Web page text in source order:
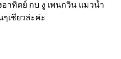
าทิตย์ กบ งู เพนกวิน แมวน้ำ
เชียวล่ะค่ะ